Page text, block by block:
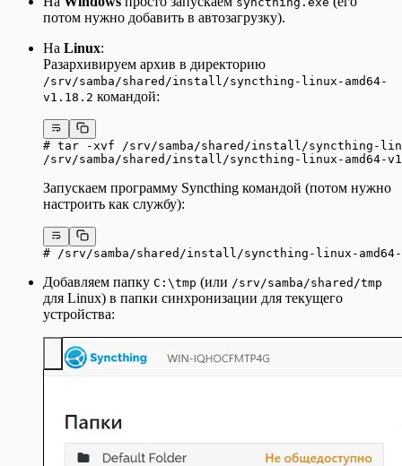
потом нужно добавить в автозагрузку).
На Linux:
Разархивируем архив в директорию
/srv/samba/shared/install/syncthing-linux-amd64-
v1.18.2 командой:
# tar -xvf /srv/samba/shared/install/syncthing-
/srv/samba/shared/install/syncthing-linux-amd64-
Запускаем программу Syncthing командой (потом нужно
настроить как службу):
# /srv/samba/shared/install/syncthing-linux-
Добавляем папку C:\tmp (или /srv/samba/shared/tmp
для Linux) в папки синхронизации для текущего
устройства: